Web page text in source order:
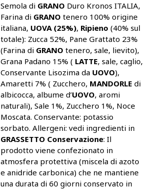
Semola di GRANO Duro Kronos ITALIA,
Farina di GRANO tenero 100% origine
italiana, UOVA (25%), Ripieno (40% sul
totale): Zucca 52%, Pane Grattato 23%
(Farina di GRANO tenero, sale, lievito),
Grana Padano 15% ( LATTE, sale, caglio,
Conservante Lisozima da UOVO),
Amaretti 7% ( Zucchero, MANDORLE di
albicocca, albume d’UOVO, aromi
naturali), Sale 1%, Zucchero 1%, Noce
Moscata. Conservante: potassio
sorbato. Allergeni: vedi ingredienti in
GRASSETTO Conservazione: Il
prodotto viene confezionato in
atmosfera protettiva (miscela di azoto
e anidride carbonica) che ne mantiene
una durata di 60 giorni conservato in